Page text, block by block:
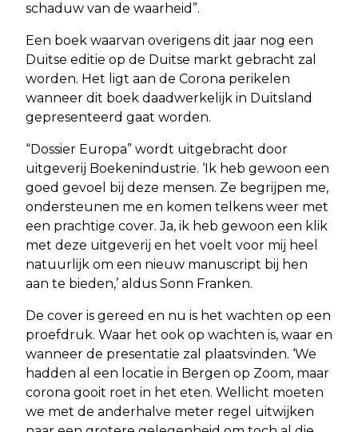
schaduw van de waarheid”.
Een boek waarvan overigens dit jaar nog een
Duitse editie op de Duitse markt gebracht zal
worden. Het ligt aan de Corona perikelen
wanneer dit boek daadwerkelijk in Duitsland
gepresenteerd gaat worden.
“Dossier Europa” wordt uitgebracht door
uitgeverij Boekenindustrie. ‘Ik heb gewoon een
goed gevoel bij deze mensen. Ze begrijpen me,
ondersteunen me en komen telkens weer met
een prachtige cover. Ja, ik heb gewoon een klik
met deze uitgeverij en het voelt voor mij heel
natuurlijk om een nieuw manuscript bij hen
aan te bieden,’ aldus Sonn Franken.
De cover is gereed en nu is het wachten op een
proefdruk. Waar het ook op wachten is, waar en
wanneer de presentatie zal plaatsvinden. ‘We
hadden al een locatie in Bergen op Zoom, maar
corona gooit roet in het eten. Wellicht moeten
we met de anderhalve meter regel uitwijken